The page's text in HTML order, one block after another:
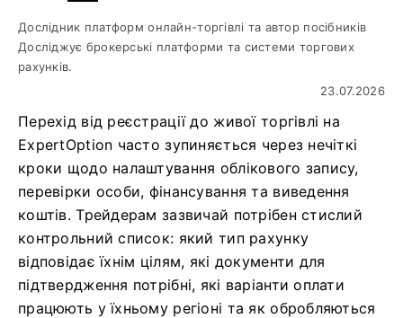
Дослідник платформ онлайн-торгівлі та автор посібників
Досліджує брокерські платформи та системи торгових
рахунків.
23.07.2026
Перехід від реєстрації до живої торгівлі на
ExpertOption часто зупиняється через нечіткі
кроки щодо налаштування облікового запису,
перевірки особи, фінансування та виведення
коштів. Трейдерам зазвичай потрібен стислий
контрольний список: який тип рахунку
відповідає їхнім цілям, які документи для
підтвердження потрібні, які варіанти оплати
працюють у їхньому регіоні та як обробляються